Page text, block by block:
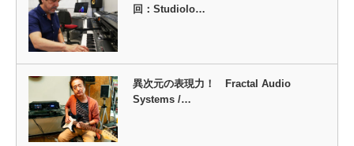
回：Studiolo…
異次元の表現力！ Fractal Audio
Systems /…